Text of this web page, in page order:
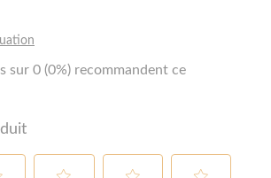
sur 0 (0%) recommandent ce